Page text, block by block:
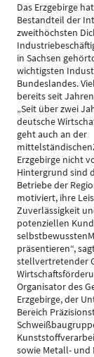
Das Erzgebirge
Bestandteil der
zweithöchsten
in Sachsen
wichtigsten
Bundeslandes.
bereits seit
„Seit über zwei
deutsche
geht auch an der
Erzgebirge nicht
Hintergrund sind
Betriebe der
motiviert, ihre
Zuverlässigkeit
potenziellen
präsentieren“,
stellvertretender
Organisator des
Erzgebirge, der
Bereich
sowie Metall- und